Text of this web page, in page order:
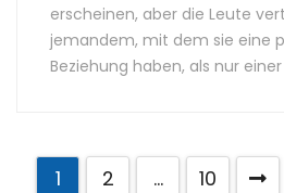
erscheinen, aber die Leute
jemandem, mit dem sie eine
Beziehung haben, als nur einer
1 2 … 10